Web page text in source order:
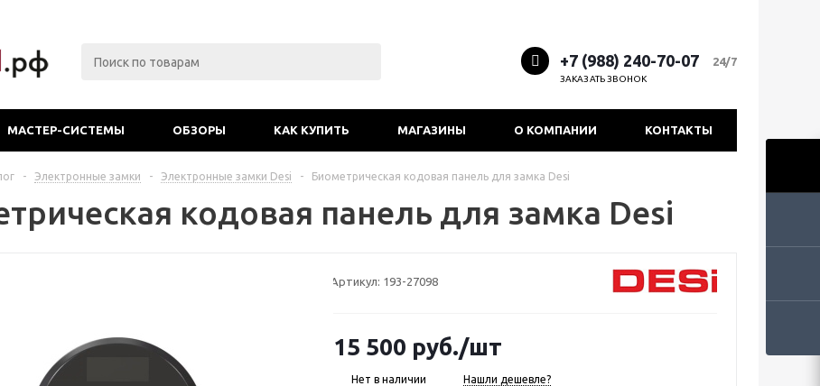
+7 (988) 240-70-07 24/7
ЗАКАЗАТЬ ЗВОНОК
МАСТЕР-СИСТЕМЫ ОБЗОРЫ КАК КУПИТЬ МАГАЗИНЫ О КОМПАНИИ КОНТАКТЫ
- Электронные замки - Электронные замки Desi - Биометрическая кодовая панель для замка Desi
кодовая панель для замка Desi
Артикул: 193-27098
15 500 руб./шт
Нет в наличии Нашли дешевле?